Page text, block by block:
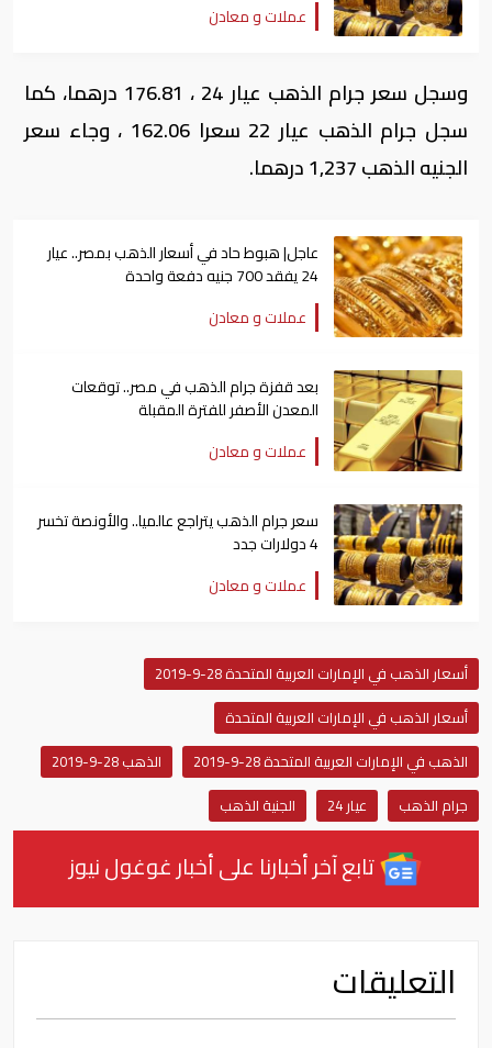
عملات و معادن
وسجل سعر جرام الذهب عيار 24 ، 176.81 درهما، كما
سجل جرام الذهب عيار 22 سعرا 162.06 ، وجاء سعر
الجنيه الذهب 1,237 درهما.
عاجل| هبوط حاد في أسعار الذهب بمصر.. عيار
24 يفقد 700 جنيه دفعة واحدة
عملات و معادن
بعد قفزة جرام الذهب في مصر.. توقعات
المعدن الأصفر للفترة المقبلة
عملات و معادن
سعر جرام الذهب يتراجع عالميا.. والأونصة تخسر
4 دولارات جدد
عملات و معادن
أسعار الذهب في الإمارات العربية المتحدة 28-9-2019
أسعار الذهب في الإمارات العربية المتحدة
الذهب في الإمارات العربية المتحدة 28-9-2019
الذهب 28-9-2019
جرام الذهب
عيار 24 الجنية الذهب
تابع آخر أخبارنا على أخبار غوغول نيوز
التعليقات